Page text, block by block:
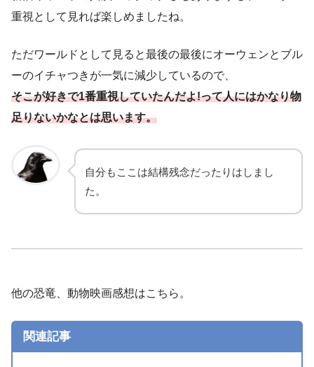
重視として見れば楽しめましたね。
ただワールドとして見ると最後の最後にオーウェンとブル
ーのイチャつきが一気に減少しているので、
そこが好きで1番重視していたんだよ!って人にはかなり物
足りないかなとは思います。
自分もここは結構残念だったりはしまし
た。
他の恐竜、動物映画感想はこちら。
関連記事